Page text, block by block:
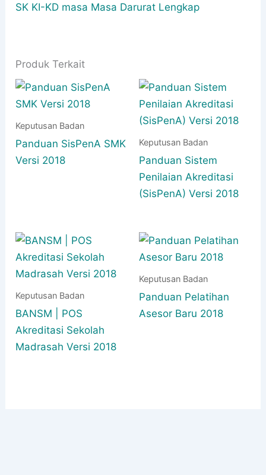
SK KI-KD masa Masa Darurat Lengkap
Produk Terkait
Keputusan Badan
Panduan SisPenA SMK
Versi 2018
Keputusan Badan
Panduan Sistem
Penilaian Akreditasi
(SisPenA) Versi 2018
Keputusan Badan
BANSM | POS
Akreditasi Sekolah
Madrasah Versi 2018
Keputusan Badan
Panduan Pelatihan
Asesor Baru 2018